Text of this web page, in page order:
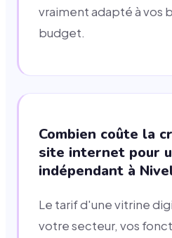
vraiment adapté à vos
budget.
Combien coûte la
site internet pour
indépendant à
Le tarif d'une vitrine
votre secteur, vos